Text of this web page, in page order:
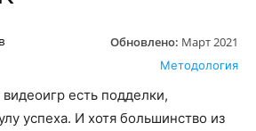
Обновлено: Март 2021
Методология
есть подделки,
успеха. И хотя большинство из